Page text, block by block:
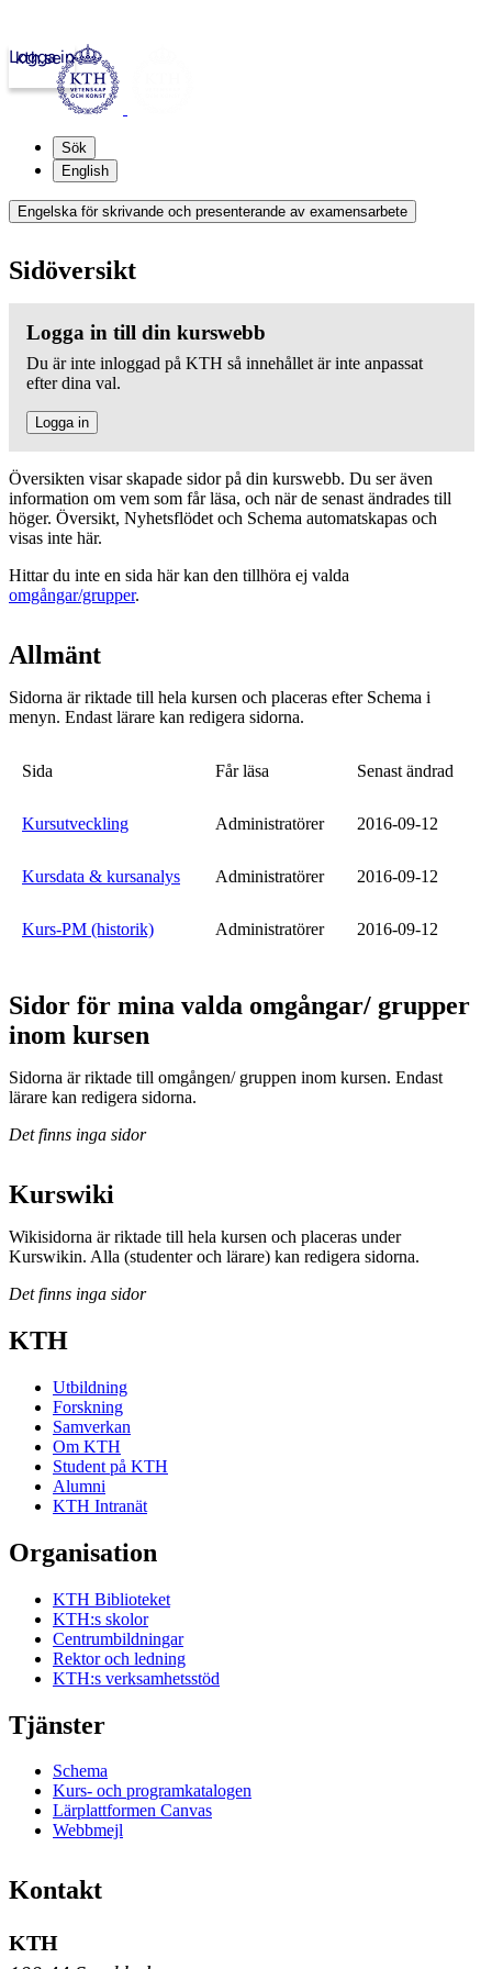
kth.se
Logga in
Sök
English
Engelska för skrivande och presenterande av examensarbete
Sidöversikt
Logga in till din kurswebb
Du är inte inloggad på KTH så innehållet är inte anpassat
efter dina val.
Logga in
Översikten visar skapade sidor på din kurswebb. Du ser även
information om vem som får läsa, och när de senast ändrades till
höger. Översikt, Nyhetsflödet och Schema automatskapas och
visas inte här.
Hittar du inte en sida här kan den tillhöra ej valda
omgångar/grupper.
Allmänt
Sidorna är riktade till hela kursen och placeras efter Schema i
menyn. Endast lärare kan redigera sidorna.
Sida Får läsa Senast ändrad
Kursutveckling Administratörer 2016-09-12
Kursdata & kursanalys Administratörer 2016-09-12
Kurs-PM (historik) Administratörer 2016-09-12
Sidor för mina valda omgångar/ grupper
inom kursen
Sidorna är riktade till omgången/ gruppen inom kursen. Endast
lärare kan redigera sidorna.
Det finns inga sidor
Kurswiki
Wikisidorna är riktade till hela kursen och placeras under
Kurswikin. Alla (studenter och lärare) kan redigera sidorna.
Det finns inga sidor
KTH
Utbildning
Forskning
Samverkan
Om KTH
Student på KTH
Alumni
KTH Intranät
Organisation
KTH Biblioteket
KTH:s skolor
Centrumbildningar
Rektor och ledning
KTH:s verksamhetsstöd
Tjänster
Schema
Kurs- och programkatalogen
Lärplattformen Canvas
Webbmejl
Kontakt
KTH